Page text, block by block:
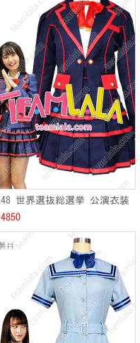
世界選抜総選挙 公演衣装
亜香里 コスチューム 仮装
制服 男性用 女性用